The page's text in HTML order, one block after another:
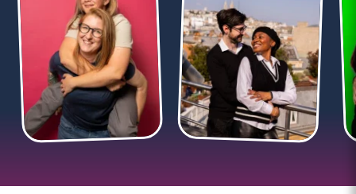
2 minutes
Ses amis ou sa famille : qui lui présenter
en premier ?